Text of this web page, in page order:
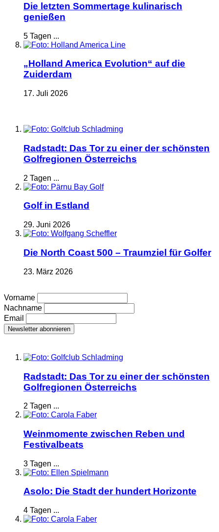
Die letzten Sommertage kulinarisch
genießen
5 Tagen ...
„Holland America Evolution“ auf die
Zuiderdam
17. Juli 2026
Radstadt: Das Tor zu einer der schönsten
Golfregionen Österreichs
2 Tagen ...
Golf in Estland
29. Juni 2026
Die North Coast 500 – Traumziel für Golfer
23. März 2026
Vorname
Nachname
Email
Radstadt: Das Tor zu einer der schönsten
Golfregionen Österreichs
2 Tagen ...
Weinmomente zwischen Reben und
Festivalbeats
3 Tagen ...
Asolo: Die Stadt der hundert Horizonte
4 Tagen ...